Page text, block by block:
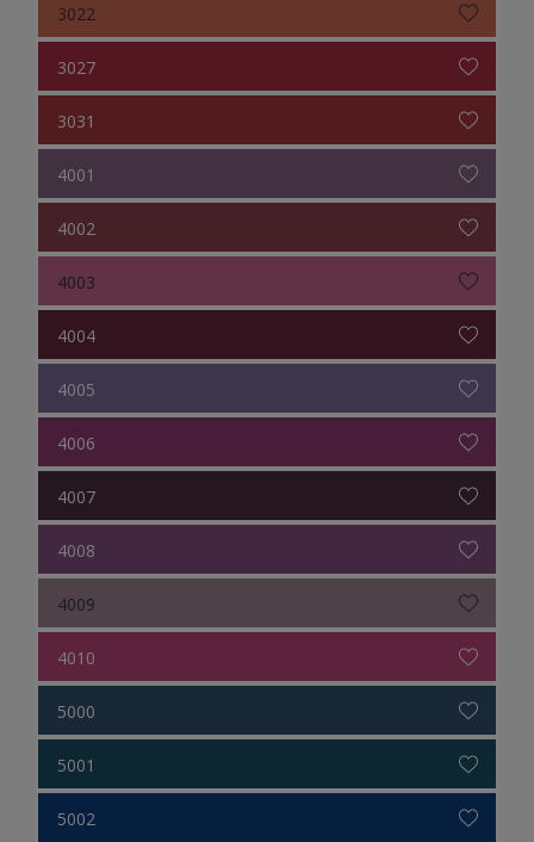
3022
3027
3031
4001
4002
4003
4004
4005
4006
4007
4008
4009
4010
5000
5001
5002